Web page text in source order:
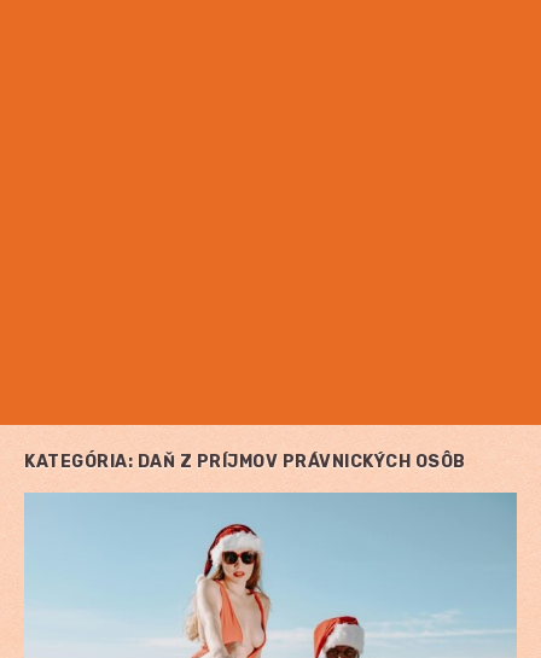
KATEGÓRIA: DAŇ Z PRÍJMOV PRÁVNICKÝCH OSÔB